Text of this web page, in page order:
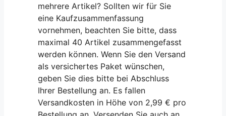
mehrere Artikel? Sollten wir für Sie
eine Kaufzusammenfassung
vornehmen, beachten Sie bitte, dass
maximal 40 Artikel zusammengefasst
werden können. Wenn Sie den Versand
als versichertes Paket wünschen,
geben Sie dies bitte bei Abschluss
Ihrer Bestellung an. Es fallen
Versandkosten in Höhe von 2,99 € pro